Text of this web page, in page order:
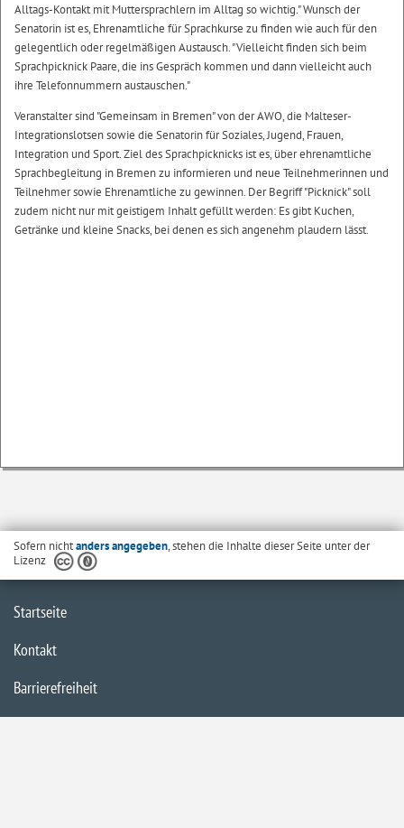
Alltags-Kontakt mit Muttersprachlern im Alltag so wichtig." Wunsch der
Senatorin ist es, Ehrenamtliche für Sprachkurse zu finden wie auch für den
gelegentlich oder regelmäßigen Austausch. "Vielleicht finden sich beim
Sprachpicknick Paare, die ins Gespräch kommen und dann vielleicht auch
ihre Telefonnummern austauschen."
Veranstalter sind "Gemeinsam in Bremen" von der AWO, die Malteser-
Integrationslotsen sowie die Senatorin für Soziales, Jugend, Frauen,
Integration und Sport. Ziel des Sprachpicknicks ist es, über ehrenamtliche
Sprachbegleitung in Bremen zu informieren und neue Teilnehmerinnen und
Teilnehmer sowie Ehrenamtliche zu gewinnen. Der Begriff "Picknick" soll
zudem nicht nur mit geistigem Inhalt gefüllt werden: Es gibt Kuchen,
Getränke und kleine Snacks, bei denen es sich angenehm plaudern lässt.
Sofern nichtanders angegeben, stehen die Inhalte dieser Seite unter der
Lizenz
Startseite
Kontakt
Barrierefreiheit